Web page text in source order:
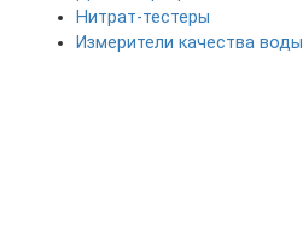
Нитрат-тестеры
Измерители качества воды